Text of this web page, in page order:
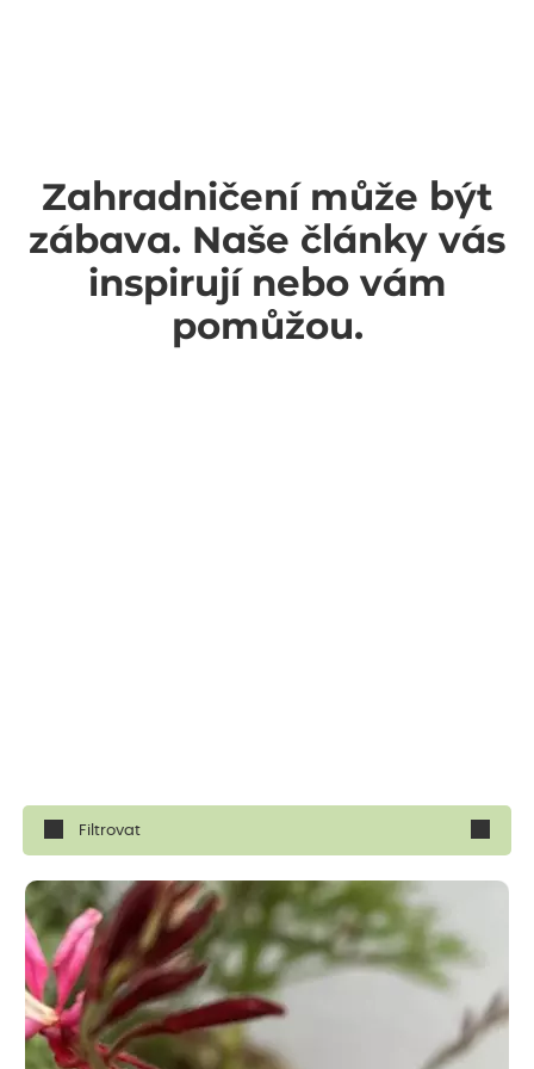
Zahradničení může být
zábava. Naše články vás
inspirují nebo vám
pomůžou.
Filtrovat